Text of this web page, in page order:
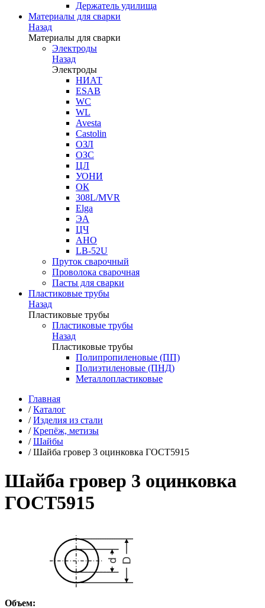
Держатель удилища
Материалы для сварки
Назад
Материалы для сварки
Электроды
Назад
Электроды
НИАТ
ESAB
WC
WL
Avesta
Castolin
ОЗЛ
ОЗС
ЦЛ
УОНИ
ОК
308L/MVR
Elga
ЭА
ЦЧ
АНО
LB-52U
Пруток сварочный
Проволока сварочная
Пасты для сварки
Пластиковые трубы
Назад
Пластиковые трубы
Пластиковые трубы
Назад
Пластиковые трубы
Полипропиленовые (ПП)
Полиэтиленовые (ПНД)
Металлопластиковые
Главная
/ Каталог
/ Изделия из стали
/ Крепёж, метизы
/ Шайбы
/ Шайба гровер 3 оцинковка ГОСТ5915
Шайба гровер 3 оцинковка
ГОСТ5915
Объем: